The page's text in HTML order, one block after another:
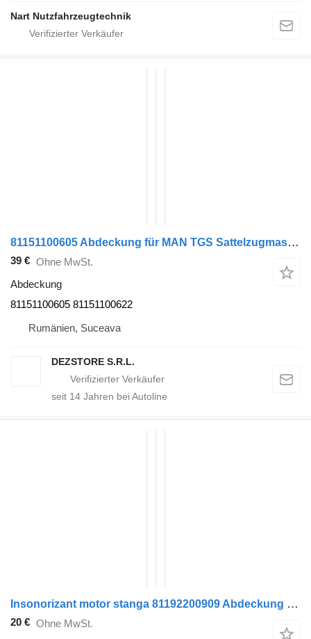
Nart Nutzfahrzeugtechnik
81151100605 Abdeckung für MAN TGS Sattelzugmaschine
39 € Ohne MwSt.
Abdeckung
81151100605 81151100622
Rumänien, Suceava
DEZSTORE S.R.L.
seit 14 Jahren bei Autoline
Insonorizant motor stanga 81192200909 Abdeckung für MAN TGX Sattelzugmaschine
20 € Ohne MwSt.